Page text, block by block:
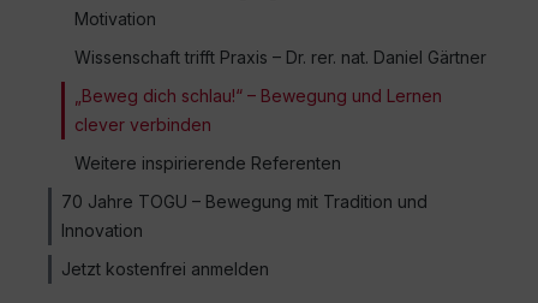
Motivation
Wissenschaft trifft Praxis – Dr. rer. nat. Daniel Gärtner
„Beweg dich schlau!“ – Bewegung und Lernen
clever verbinden
Weitere inspirierende Referenten
70 Jahre TOGU – Bewegung mit Tradition und
Innovation
Jetzt kostenfrei anmelden